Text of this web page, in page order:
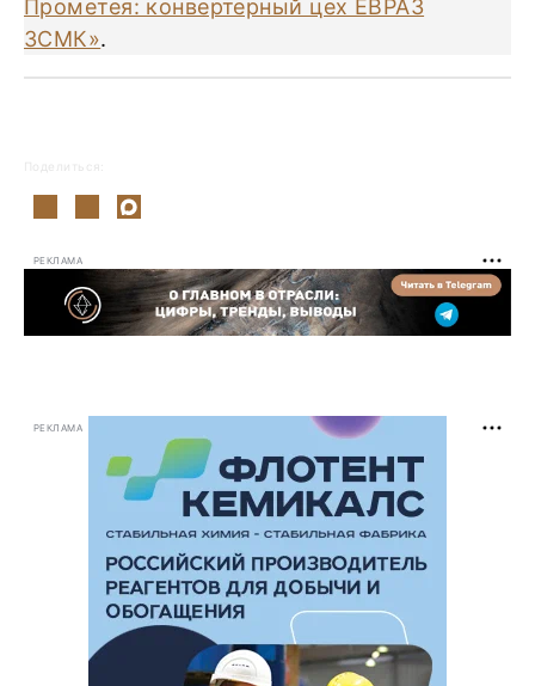
Прометея: конвертерный цех ЕВРАЗ
ЗСМК».
Поделиться:
РЕКЛАМА
РЕКЛАМА